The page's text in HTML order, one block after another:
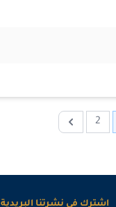
2
Next
اشترك في نشرتنا البريدية